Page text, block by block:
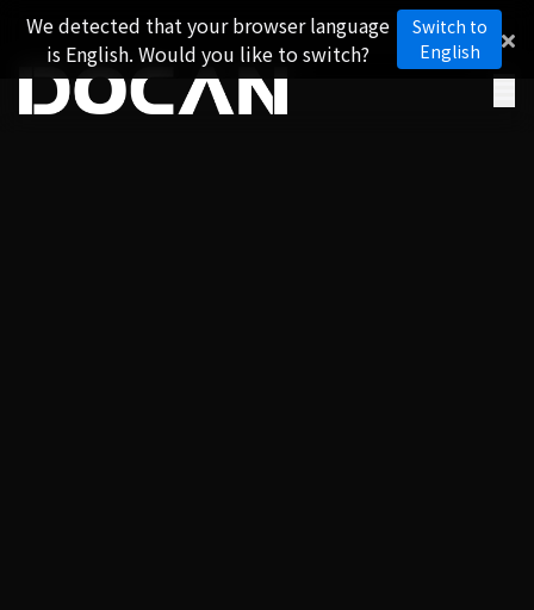
We detected that your browser language
is English. Would you like to switch?
Switch to
English